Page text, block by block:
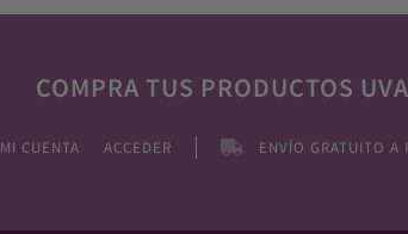
COMPRA TUS PRODUCTOS
MI CUENTA ACCEDER ENVÍO GRATUITO A